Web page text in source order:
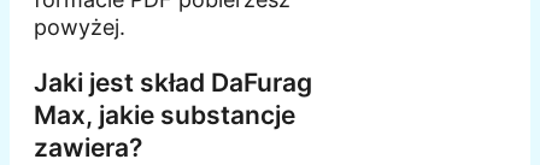
powyżej.
Jaki jest skład DaFurag
Max, jakie substancje
zawiera?